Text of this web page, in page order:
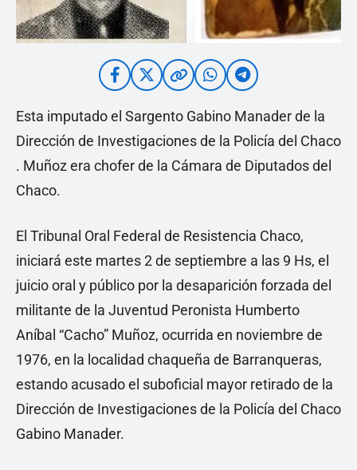
Esta imputado el Sargento Gabino Manader de la
Dirección de Investigaciones de la Policía del Chaco
. Muñoz era chofer de la Cámara de Diputados del
Chaco.
El Tribunal Oral Federal de Resistencia Chaco,
iniciará este martes 2 de septiembre a las 9 Hs, el
juicio oral y público por la desaparición forzada del
militante de la Juventud Peronista Humberto
Aníbal “Cacho” Muñoz, ocurrida en noviembre de
1976, en la localidad chaqueña de Barranqueras,
estando acusado el suboficial mayor retirado de la
Dirección de Investigaciones de la Policía del Chaco
Gabino Manader.